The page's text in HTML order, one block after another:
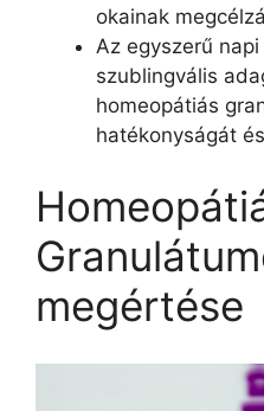
okainak
Az egyszerű
szublingvális
homeopátiás
hatékonyságát
megértése